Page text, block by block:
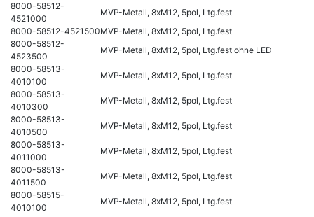
8000-58512-
4521000
MVP-Metall, 8xM12, 5pol, Ltg.fest
8000-58512-4521500MVP-Metall, 8xM12, 5pol, Ltg.fest
8000-58512-
4523500
MVP-Metall, 8xM12, 5pol, Ltg.fest ohne LED
8000-58513-
4010100
MVP-Metall, 8xM12, 5pol, Ltg.fest
8000-58513-
4010300
MVP-Metall, 8xM12, 5pol, Ltg.fest
8000-58513-
4010500
MVP-Metall, 8xM12, 5pol, Ltg.fest
8000-58513-
4011000
MVP-Metall, 8xM12, 5pol, Ltg.fest
8000-58513-
4011500
MVP-Metall, 8xM12, 5pol, Ltg.fest
8000-58515-
4010100
MVP-Metall, 8xM12, 5pol, Ltg.fest